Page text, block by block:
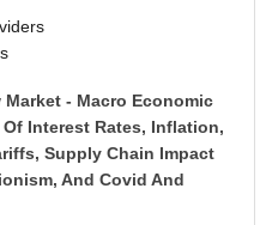
Market - Macro Economic
Interest Rates, Inflation,
Supply Chain Impact
And Covid And